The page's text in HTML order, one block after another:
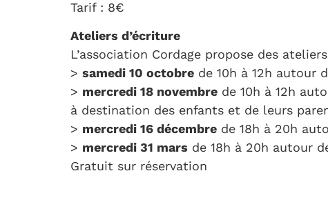
Tarif : 8€
Ateliers d’écriture
L’association Cordage propose des
> samedi 10 octobre de 10h à 12h autour
> mercredi 18 novembre de 10h à 12h
à destination des enfants et de leurs
> mercredi 16 décembre de 18h à 20h
> mercredi 31 mars de 18h à 20h autour
Gratuit sur réservation